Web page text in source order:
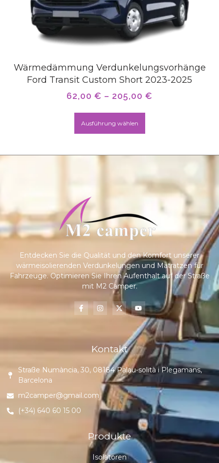
Wärmedämmung Verdunkelungsvorhänge
Ford Transit Custom Short 2023-2025
62,00 € – 205,00 €
Ausführung wählen
Entdecken Sie die Qualität und den Komfort unserer
wärmeisolierenden Verdunkelungen und Matratzen für
Fahrzeuge. Optimieren Sie Ihren Aufenthalt auf der Straße
mit M2 Camper.
Kontakt
Straße Numància, 30, 08184 Palau-solità i Plegamans,
Barcelona
m2camper@gmail.com
(+34) 640 60 15 00
Produkte
Isolatoren